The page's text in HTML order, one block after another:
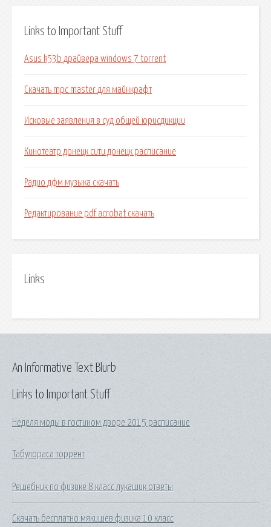
Links to Important Stuff
Asus k53b драйвера windows 7 torrent
Скачать mpc master для майнкрафт
Исковые заявления в суд общей юрисдикции
Кинотеатр донецк сити донецк расписание
Радио дфм музыка скачать
Редактирование pdf acrobat скачать
Links
Links to Important Stuff
Неделя моды в гостином дворе 2015 расписание
Табулораса торрент
Решебник по физике 8 класс лукашик ответы
Скачать бесплатно мякишев физика 10 класс
An Informative Text Blurb